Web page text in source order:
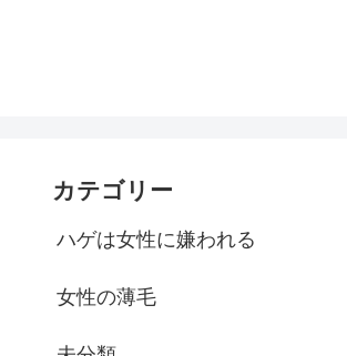
カテゴリー
ハゲは女性に嫌われる
女性の薄毛